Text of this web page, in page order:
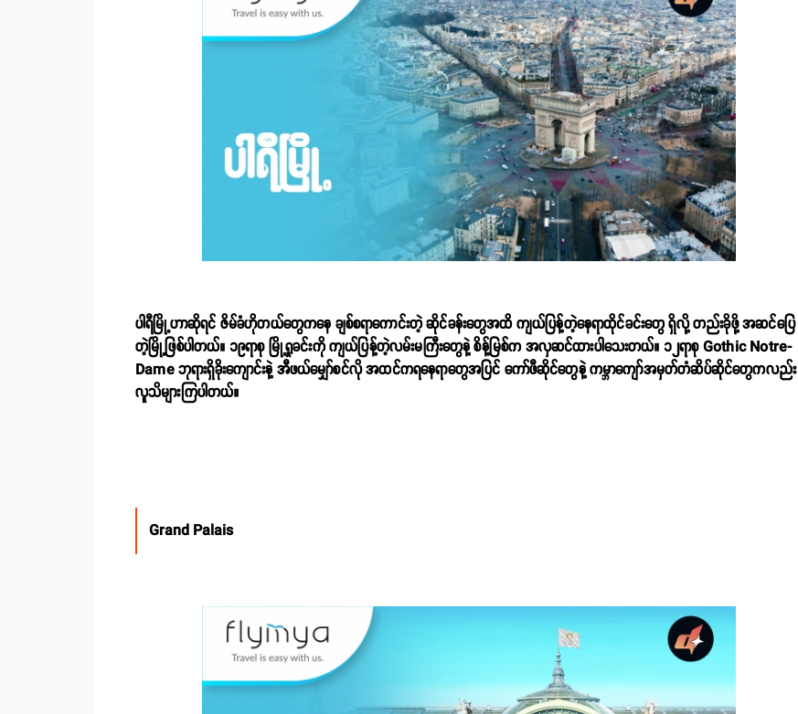
ပါရီမြို့ဟာဆိုရင် ဇိမ်ခံဟိုတယ်တွေကနေ ချစ်စရာကောင်းတဲ့ ဆိုင်ခန်းတွေအထိ ကျယ်ပြန့်တဲ့နေရာထိုင်ခင်းတွေ ရှိလို့ တည်းခိုဖို့ အဆင်ပြေ
တဲ့မြို့ဖြစ်ပါတယ်။ ၁၉ရာစု မြို့ရှုခင်းကို ကျယ်ပြန့်တဲ့လမ်းမကြီးတွေနဲ့ စိန့်မြစ်က အလှဆင်ထားပါသေးတယ်။ ၁၂ရာစု Gothic Notre-
Dame ဘုရားရှိခိုးကျောင်းနဲ့ အီဖယ်မျှော်စင်လို အထင်ကရနေရာတွေအပြင် ကော်ဖီဆိုင်တွေနဲ့ ကမ္ဘာကျော်အမှတ်တံဆိပ်ဆိုင်တွေကလည်း
လူသိများကြပါတယ်။
Grand Palais